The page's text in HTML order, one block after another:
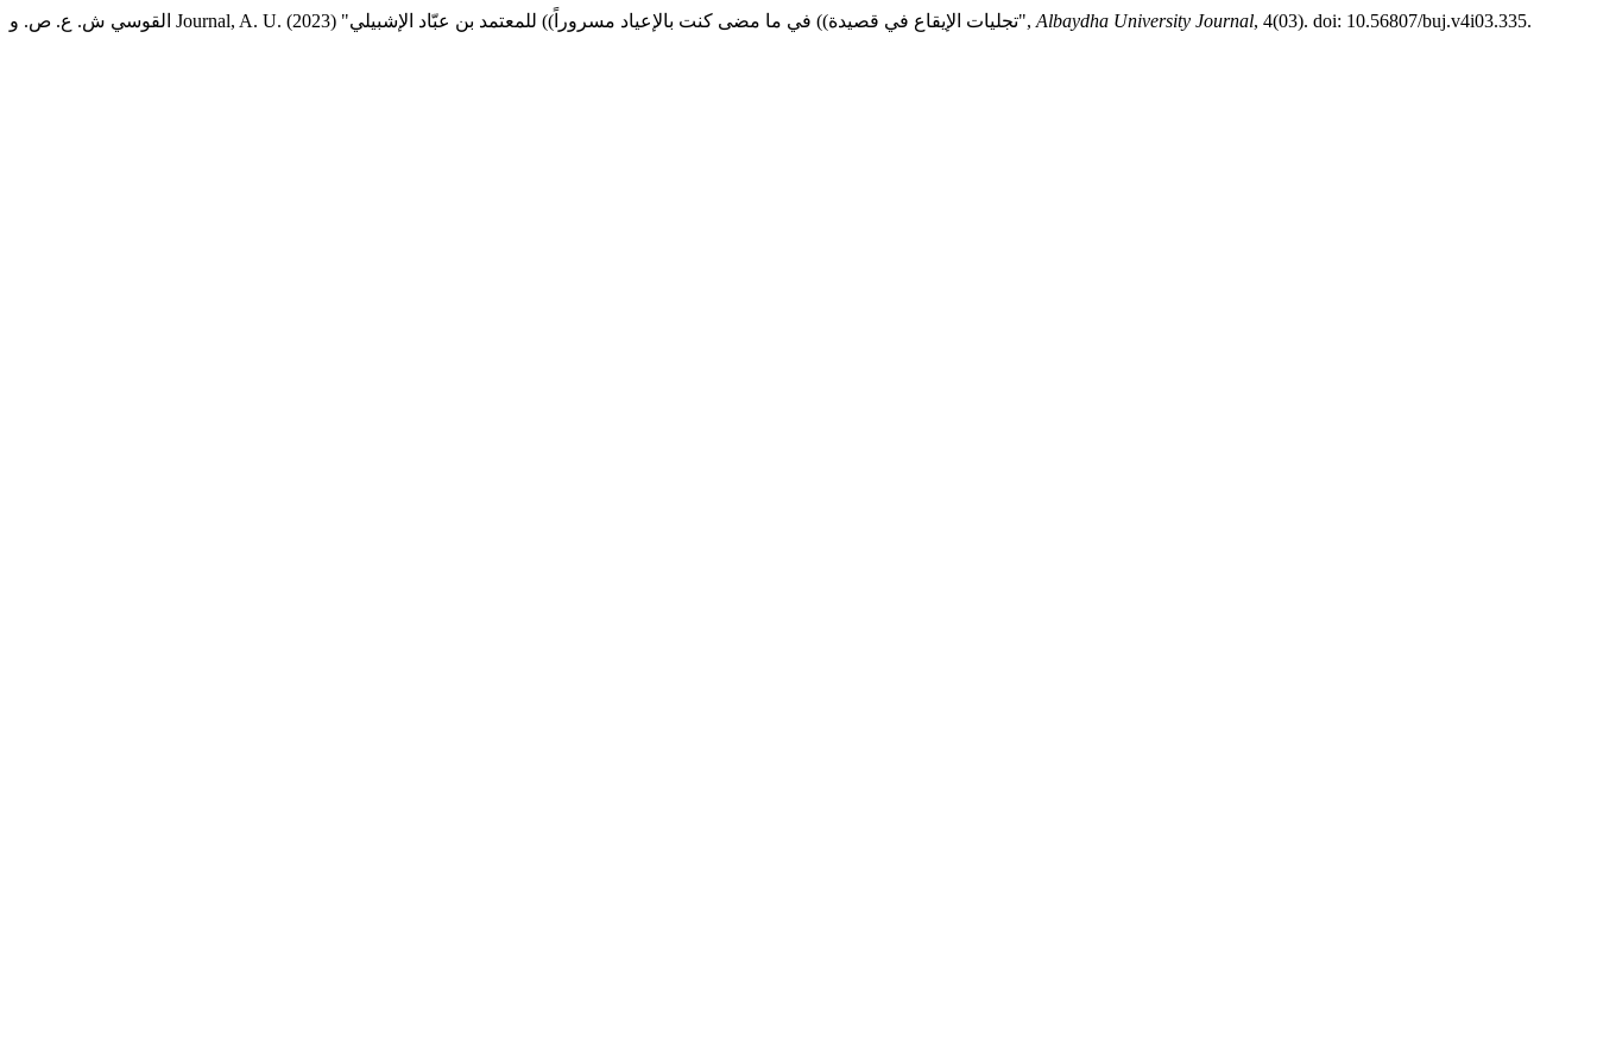
القوسي ش. ع. ص. و Journal, A. U. (2023) "تجليات الإيقاع في قصيدة)) في ما مضى كنت بالإعياد مسروراً)) للمعتمد بن عبّاد الإشبيلي", Albaydha University Journal, 4(03). doi: 10.56807/buj.v4i03.335.